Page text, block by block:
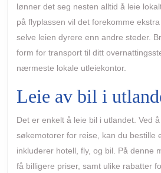
lønner det seg nesten alltid å leie
på flyplassen vil det forekomme
selve leien dyrere enn andre steder.
form for transport til ditt
nærmeste lokale utleiekontor.
Leie av bil i
Det er enkelt å leie bil i utlandet. Ved
søkemotorer for reise, kan du bestille
inkluderer hotell, fly, og bil. På denne
få billigere priser, samt ulike rabatter